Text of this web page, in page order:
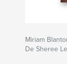
Miriam
De Sheree